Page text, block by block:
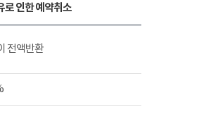
로 인한 예약취소
전액반환